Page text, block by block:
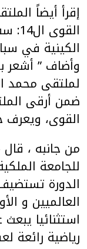
إقرأ أيضاً
الكينية في سباق 3000م
وأضاف ” أشعر
لملتقى محمد
ضمن أرقى
القوى، ويعرف
من جانبه ، قال
للجامعة
الدورة
العالميين و
استثنائيا
رياضية رائعة